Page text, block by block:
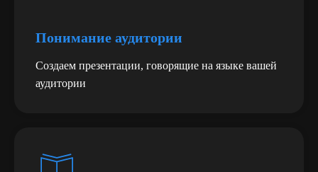
Понимание аудитории
Создаем презентации, говорящие на языке вашей
аудитории